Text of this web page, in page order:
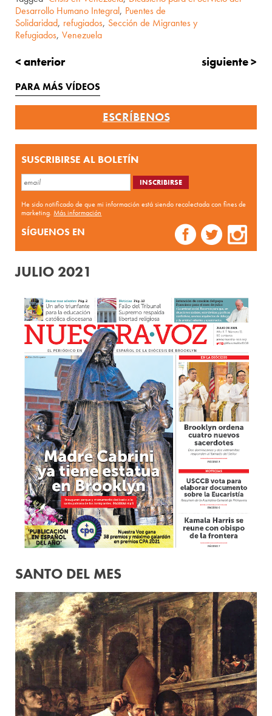
Desarrollo Humano Integral, Puentes de
Solidaridad, refugiados, Sección de Migrantes y
Refugiados, Venezuela
< anterior siguiente >
PARA MÁS VÍDEOS
ESCRÍBENOS
SUSCRIBIRSE AL BOLETÍN
He sido notificado de que mi información está siendo recolectada con fines de
marketing.Más información
SÍGUENOS EN
JULIO 2021
SANTO DEL MES